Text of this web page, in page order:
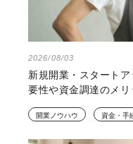
2026/08/03
新規開業・スタート
要性や資金調達のメリ
開業ノウハウ 資金・手